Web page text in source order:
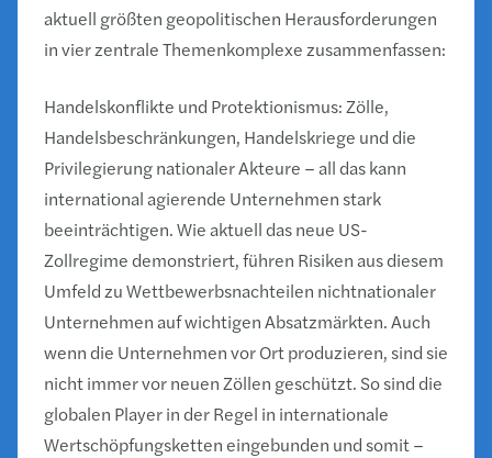
aktuell größten geopolitischen Herausforderungen
in vier zentrale Themenkomplexe zusammenfassen:
Handelskonflikte und Protektionismus: Zölle,
Handelsbeschränkungen, Handelskriege und die
Privilegierung nationaler Akteure – all das kann
international agierende Unternehmen stark
beeinträchtigen. Wie aktuell das neue US-
Zollregime demonstriert, führen Risiken aus diesem
Umfeld zu Wettbewerbsnachteilen nichtnationaler
Unternehmen auf wichtigen Absatzmärkten. Auch
wenn die Unternehmen vor Ort produzieren, sind sie
nicht immer vor neuen Zöllen geschützt. So sind die
globalen Player in der Regel in internationale
Wertschöpfungsketten eingebunden und somit –